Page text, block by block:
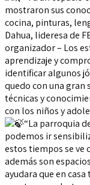
mostraron sus
cocina, pinturas,
Dahua, lideresa de
organizador – Los
aprendizaje y
identificar algunos
quedo con una
técnicas y
con los niños y
“La parroquia
podemos ir
estos tiempos se ve
además son
ayudara que en